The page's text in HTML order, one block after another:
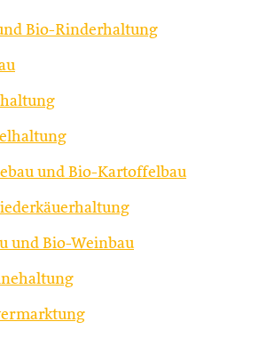
Bio-Rinderhaltung
und Bio-Kartoffelbau
und Bio-Weinbau